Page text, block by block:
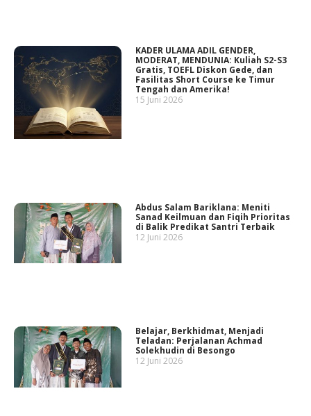
KADER ULAMA ADIL GENDER,
MODERAT, MENDUNIA: Kuliah S2-S3
Gratis, TOEFL Diskon Gede, dan
Fasilitas Short Course ke Timur
Tengah dan Amerika!
15 Juni 2026
Abdus Salam Bariklana: Meniti
Sanad Keilmuan dan Fiqih Prioritas
di Balik Predikat Santri Terbaik
12 Juni 2026
Belajar, Berkhidmat, Menjadi
Teladan: Perjalanan Achmad
Solekhudin di Besongo
12 Juni 2026